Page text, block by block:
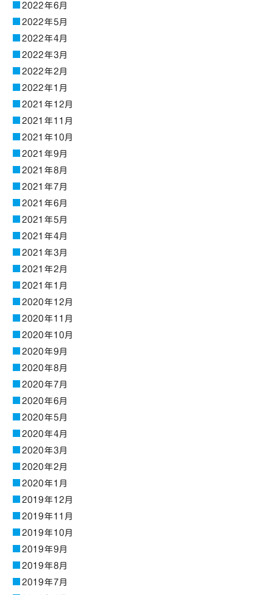
2022年6月
2022年5月
2022年4月
2022年3月
2022年2月
2022年1月
2021年12月
2021年11月
2021年10月
2021年9月
2021年8月
2021年7月
2021年6月
2021年5月
2021年4月
2021年3月
2021年2月
2021年1月
2020年12月
2020年11月
2020年10月
2020年9月
2020年8月
2020年7月
2020年6月
2020年5月
2020年4月
2020年3月
2020年2月
2020年1月
2019年12月
2019年11月
2019年10月
2019年9月
2019年8月
2019年7月